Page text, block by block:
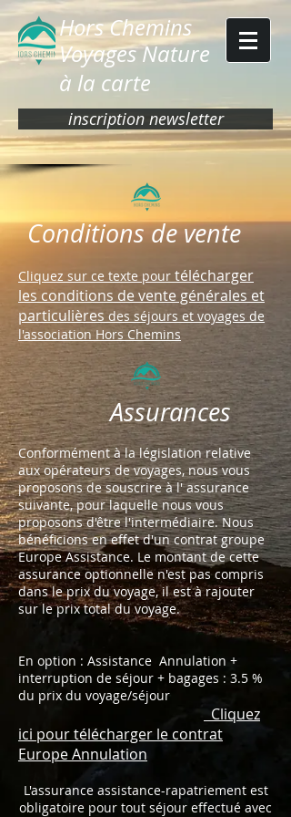
Hors Chemins
Voyages Nature
à la carte
inscription newsletter
Conditions de vente
Cliquez sur ce texte pour télécharger
les conditions de vente générales et
particulières des séjours et voyages de
l'association Hors Chemins
Assurances
Conformément à la législation relative
aux opérateurs de voyages, nous vous
proposons de souscrire à l' assurance
suivante, pour laquelle nous vous
proposons d'être l'intermédiaire. Nous
bénéficions en effet d'un contrat groupe
Europe Assistance. Le montant de cette
assurance optionnelle n'est pas compris
dans le prix du voyage, il est à rajouter
sur le prix total du voyage.
En option : Assistance Annulation +
interruption de séjour + bagages : 3.5 %
du prix du voyage/séjour
Cliquez
ici pour télécharger le contrat
Europe Annulation
L'assurance assistance-rapatriement est
obligatoire pour tout séjour effectué avec